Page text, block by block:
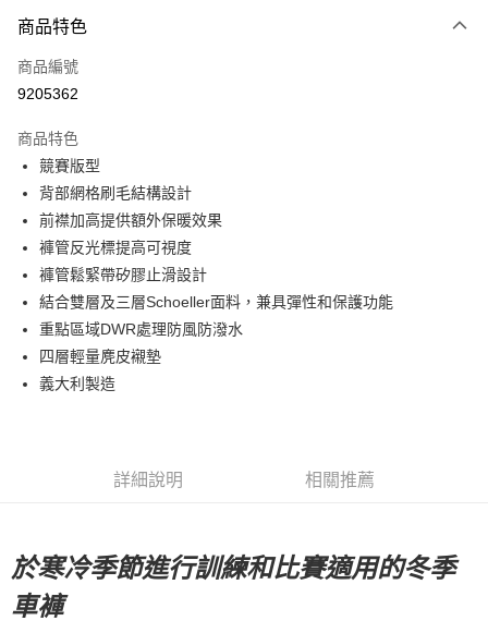
LINE Pay
Apple Pay
運送方式
全家店到店
每筆NT$80，滿NT$10,000(含以上)免運費
付款後全家取貨
每筆NT$80，滿NT$10,000(含以上)免運費
7-11店到店
每筆NT$80，滿NT$10,000(含以上)免運費
商品特色
商品編號
9205362
商品特色
競賽版型
背部網格刷毛結構設計
前襟加高提供額外保暖效果
褲管反光標提高可視度
褲管鬆緊帶矽膠止滑設計
結合雙層及三層Schoeller面料，兼具彈性和保護功能
重點區域DWR處理防風防潑水
四層輕量麂皮襯墊
義大利製造
詳細說明 相關推薦
於寒冷季節進行訓練和比賽適用的冬季
車褲